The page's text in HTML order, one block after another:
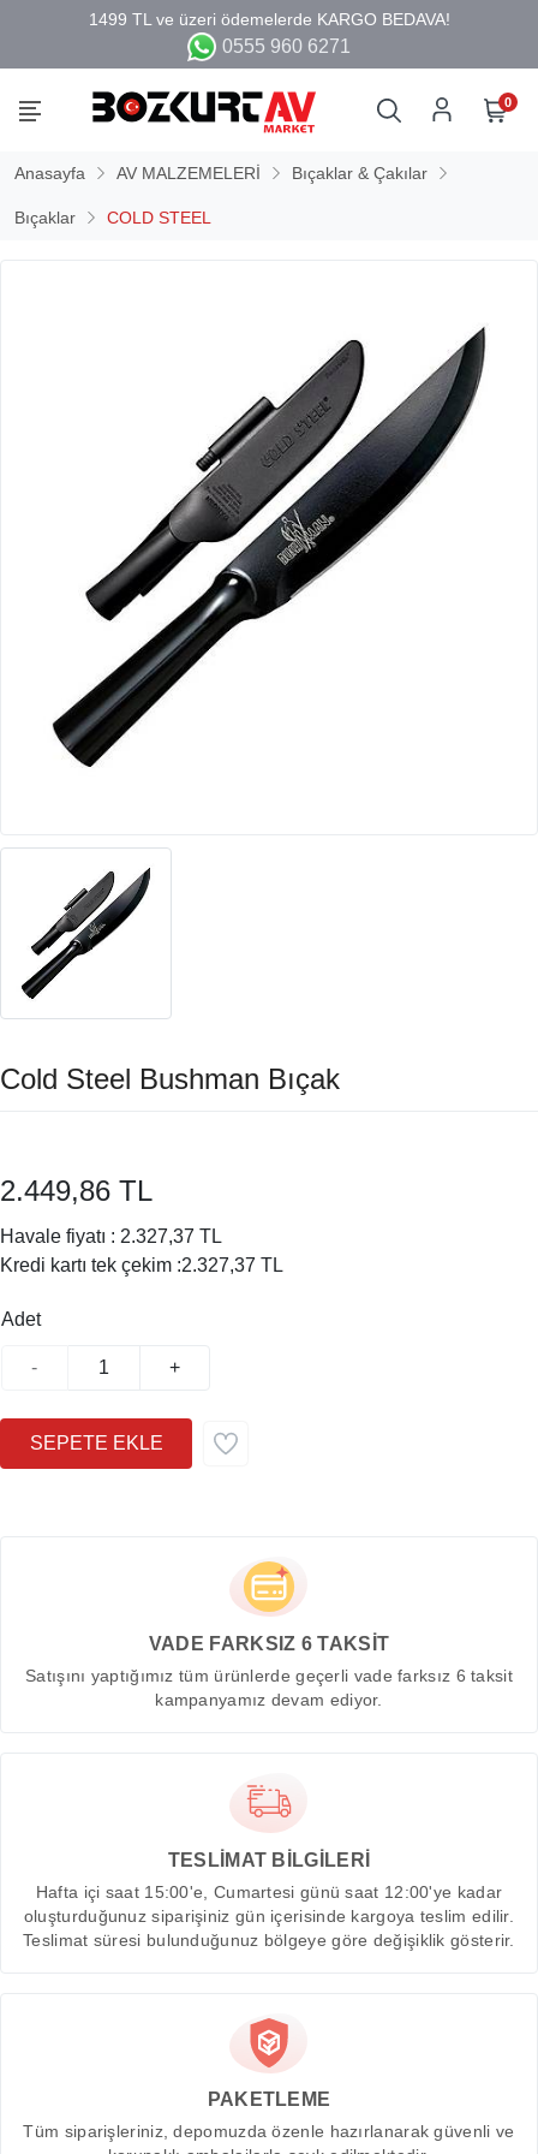
0555 960 6271
0
Anasayfa AV MALZEMELERİ Bıçaklar & Çakılar
Bıçaklar COLD STEEL
Cold Steel Bushman Bıçak
2.449,86 TL
Havale fiyatı : 2.327,37 TL
Kredi kartı tek çekim :2.327,37 TL
Adet
- +
VADE FARKSIZ 6 TAKSİT
Satışını yaptığımız tüm ürünlerde geçerli vade farksız 6 taksit
kampanyamız devam ediyor.
TESLİMAT BİLGİLERİ
Hafta içi saat 15:00'e, Cumartesi günü saat 12:00'ye kadar
oluşturduğunuz siparişiniz gün içerisinde kargoya teslim edilir.
Teslimat süresi bulunduğunuz bölgeye göre değişiklik gösterir.
PAKETLEME
Tüm siparişleriniz, depomuzda özenle hazırlanarak güvenli ve